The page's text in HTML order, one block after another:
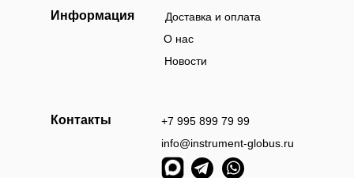
Информация
Контакты
+7 995 899 79 99
info@instrument-globus.ru
Доставка и оплата
О нас
Новости